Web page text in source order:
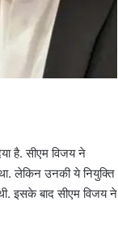
है. सीएम विजय ने
लेकिन उनकी ये नियुक्ति
इसके बाद सीएम विजय ने